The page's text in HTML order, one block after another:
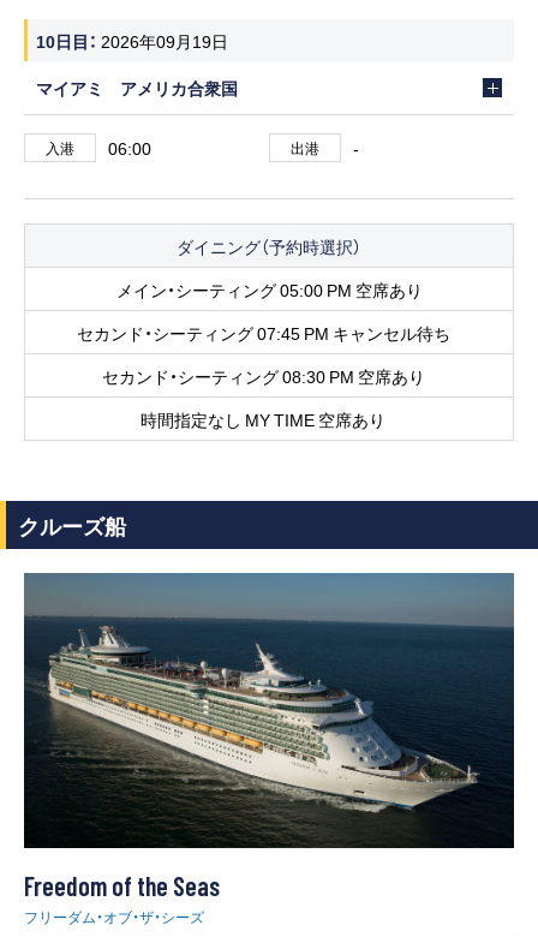
10日目
2026年09月19日
マイアミ アメリカ合衆国
入港 06:00 出港 -
ダイニング（予約時選択）
メイン・シーティング 05:00 PM 空席あり
セカンド・シーティング 07:45 PM キャンセル待ち
セカンド・シーティング 08:30 PM 空席あり
時間指定なし MY TIME 空席あり
クルーズ船
Freedom of the Seas
フリーダム・オブ・ザ・シーズ